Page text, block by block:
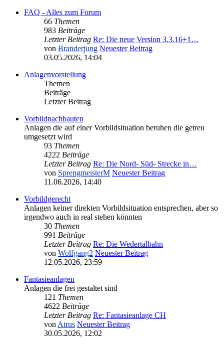
FAQ - Alles zum Forum
66 Themen
983 Beiträge
Letzter Beitrag Re: Die neue Version 3.3.16+1…
von Branderjung Neuester Beitrag
03.05.2026, 14:04
Anlagenvorstellung
Themen
Beiträge
Letzter Beitrag
Vorbildnachbauten
Anlagen die auf einer Vorbildsituation beruhen die getreu
umgesetzt wird
93 Themen
4222 Beiträge
Letzter Beitrag Re: Die Nord- Süd- Strecke in…
von SprengmeisterM Neuester Beitrag
11.06.2026, 14:40
Vorbildgerecht
Anlagen keiner direkten Vorbildsituation entsprechen, aber so
irgendwo auch in real stehen könnten
30 Themen
991 Beiträge
Letzter Beitrag Re: Die Wedertalbahn
von Wolfgang2 Neuester Beitrag
12.05.2026, 23:59
Fantasieanlagen
Anlagen die frei gestaltet sind
121 Themen
4622 Beiträge
Letzter Beitrag Re: Fantasieanlage CH
von Atrus Neuester Beitrag
30.05.2026, 12:02